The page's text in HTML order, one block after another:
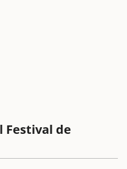
Festival de